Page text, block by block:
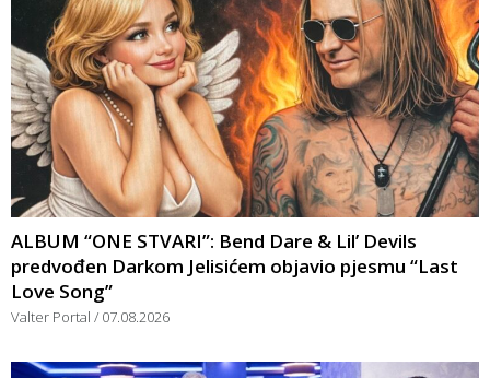
ALBUM “ONE STVARI”: Bend Dare & Lil’ Devils
predvođen Darkom Jelisićem objavio pjesmu “Last
Love Song”
Valter Portal 07.08.2026